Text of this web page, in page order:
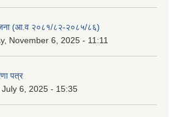
योजना (आ.व २०८१/८२-२०८५/८६)
November 6, 2025 - 11:11
पत्र
July 6, 2025 - 15:35